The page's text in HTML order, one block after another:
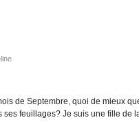
de Septembre, quoi de mieux
feuillages? Je suis une fille de